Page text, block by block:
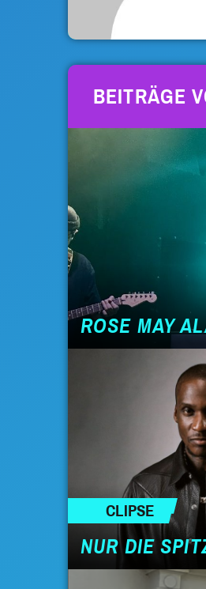
BEITRÄGE
ROSE MAY
CLIPSE
NUR DIE